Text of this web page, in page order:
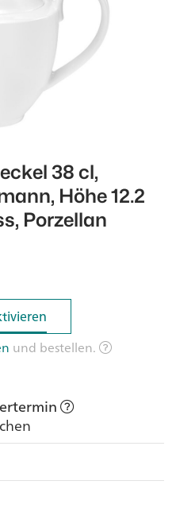
38 cl,
Höhe 12.2
Porzellan
und bestellen.